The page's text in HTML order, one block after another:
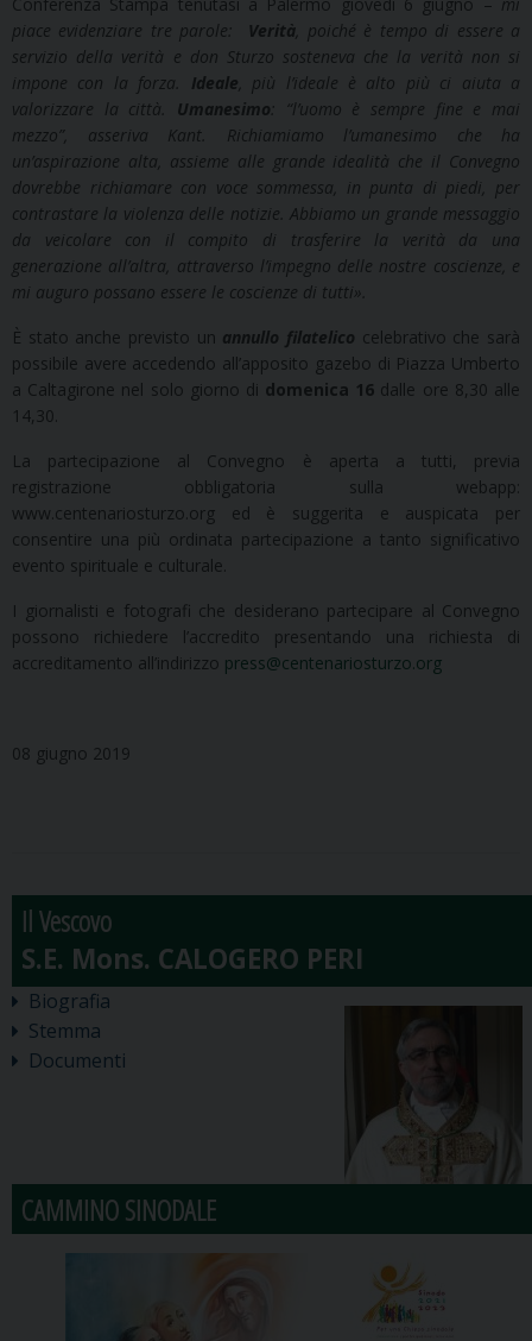
piace evidenziare tre parole: Verità , poiché è tempo di essere a
servizio della verità e don Sturzo sosteneva che la verità non si
impone con la forza. Ideale , più l’ideale è alto più ci aiuta a
valorizzare la città. Umanesimo: “l’uomo è sempre fine e mai
mezzo”, asseriva Kant. Richiamiamo l’umanesimo che ha
un’aspirazione alta, assieme alle grande idealità che il Convegno
dovrebbe richiamare con voce sommessa, in punta di piedi, per
contrastare la violenza delle notizie. Abbiamo un grande messaggio
da veicolare con il compito di trasferire la verità da una
generazione all’altra, attraverso l’impegno delle nostre coscienze, e
mi auguro possano essere le coscienze di tutti».
È stato anche previsto un annullo filatelico celebrativo che sarà
possibile avere accedendo all’apposito gazebo di Piazza Umberto
a Caltagirone nel solo giorno di domenica 16 dalle ore 8,30 alle
14,30.
La partecipazione al Convegno è aperta a tutti, previa
registrazione obbligatoria sulla webapp:
www.centenariosturzo.org ed è suggerita e auspicata per
consentire una più ordinata partecipazione a tanto significativo
evento spirituale e culturale.
I giornalisti e fotografi che desiderano partecipare al Convegno
possono richiedere l’accredito presen­tando una richiesta di
accreditamento all’indirizzo press@centenariosturzo.org
08 giugno 2019
Il Vescovo
Biografia
Stemma
Documenti
CAMMINO SINODALE